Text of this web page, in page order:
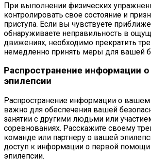
При выполнении физических
контролировать свое состояние и
приступа. Если вы чувствуете
обнаруживаете неправильность в
движениях, необходимо прекратить
немедленно принять меры для вашей
Распространение информации
эпилепсии
Распространение информации о вашем
важно для обеспечения вашей
занятии с другими людьми или
соревнованиях. Расскажите своему
команде или партнеру о вашей
доступ к информации о первой помощи
эпилепсии.